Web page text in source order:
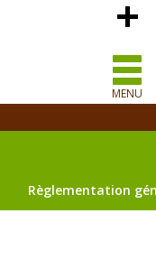
MENU
Règlementation